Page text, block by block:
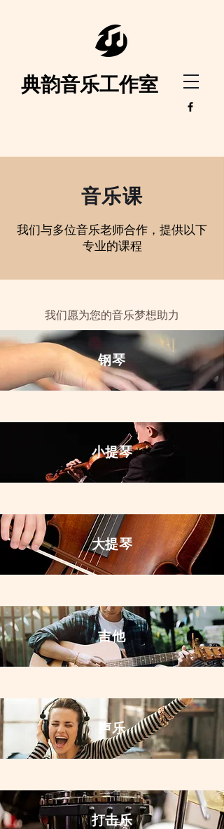
典韵音乐工作室
音乐课
我们与多位音乐老师合作，提供以下
专业的课程
我们愿为您的音乐梦想助力
钢琴
小提琴
大提琴
吉他
​声乐
​打击乐